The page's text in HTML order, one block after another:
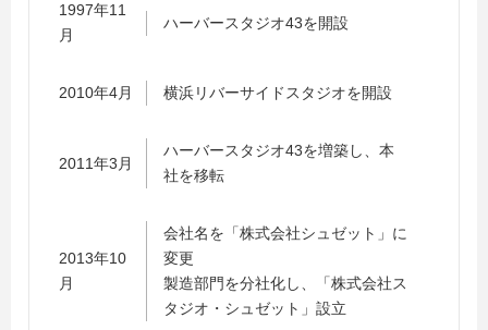
1997年11
月
ハーバースタジオ43を開設
2010年4月 横浜リバーサイドスタジオを開設
2011年3月
ハーバースタジオ43を増築し、本
社を移転
2013年10
月
会社名を「株式会社シュゼット」に
変更
製造部門を分社化し、「株式会社ス
タジオ・シュゼット」設立